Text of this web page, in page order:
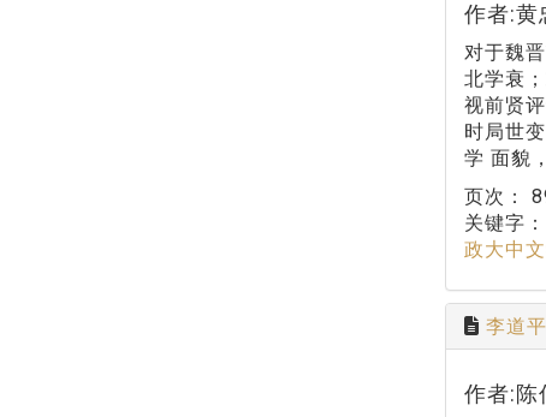
作者:黄
对于魏
北学衰
视前贤
时局世
学 面貌
页次：
关键字：
政大中
李道
作者:陈